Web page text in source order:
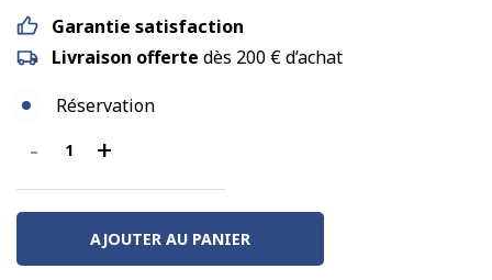
Garantie satisfaction
Livraison offerte dès 200 € d’achat
Réservation
-
quantité
de
DEV
Courte,
+
AJOUTER AU PANIER